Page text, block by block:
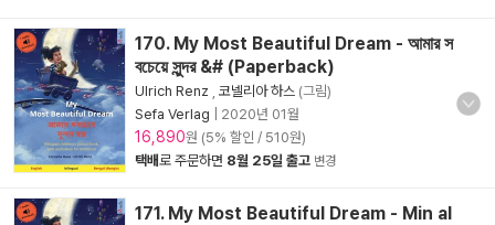
170. My Most Beautiful Dream - আমার স
বচেয়ে সুন্দর &# (Paperback)
Ulrich Renz 코넬리아 하스 (그림)
Sefa Verlag
2020년 01월
16,890원 (5% 할인 / 510원)
택배로 주문하면 8월 25일 출고 변경
171. My Most Beautiful Dream - Min al